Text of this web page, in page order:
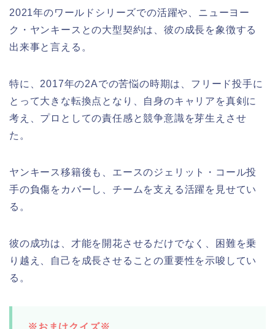
2021年のワールドシリーズでの活躍や、ニューヨー
ク・ヤンキースとの大型契約は、彼の成長を象徴する
出来事と言える。
特に、2017年の2Aでの苦悩の時期は、フリード投手に
とって大きな転換点となり、自身のキャリアを真剣に
考え、プロとしての責任感と競争意識を芽生えさせ
た。
ヤンキース移籍後も、エースのジェリット・コール投
手の負傷をカバーし、チームを支える活躍を見せてい
る。
彼の成功は、才能を開花させるだけでなく、困難を乗
り越え、自己を成長させることの重要性を示唆してい
る。